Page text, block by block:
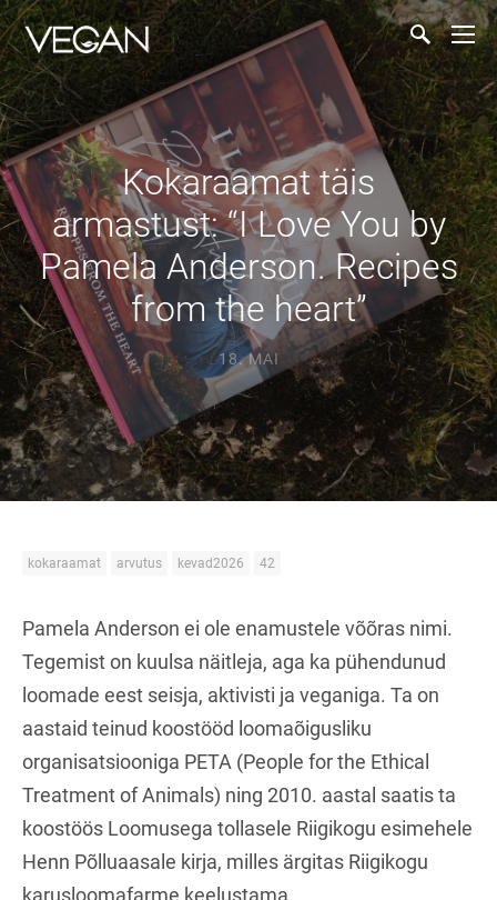
Kokaraamat täis
armastust: “I Love You by
Pamela Anderson. Recipes
from the heart”
18. MAI
kokaraamat arvutus kevad2026 42
Pamela Anderson ei ole enamustele võõras nimi.
Tegemist on kuulsa näitleja, aga ka pühendunud
loomade eest seisja, aktivisti ja veganiga. Ta on
aastaid teinud koostööd loomaõigusliku
organisatsiooniga PETA (People for the Ethical
Treatment of Animals) ning 2010. aastal saatis ta
koostöös Loomusega tollasele Riigikogu esimehele
Henn Põlluaasale kirja, milles ärgitas Riigikogu
karusloomafarme keelustama.